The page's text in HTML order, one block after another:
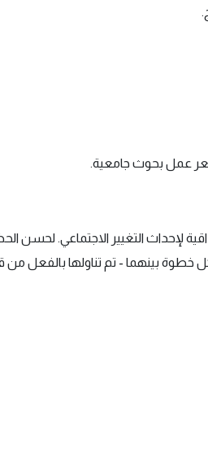
سعر عمل بحوث جامعية.
لإحداث التغيير الاجتماعي. لحسن
وكل خطوة بينهما - تم تناولها بالفعل